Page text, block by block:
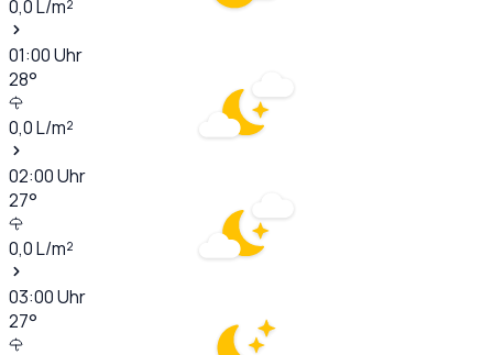
0,0L/m²
01:00Uhr
28°
0,0L/m²
02:00Uhr
27°
0,0L/m²
03:00Uhr
27°